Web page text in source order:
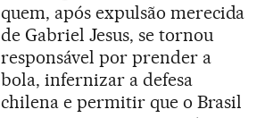
quem, após expulsão merecida
de Gabriel Jesus, se tornou
responsável por prender a
bola, infernizar a defesa
chilena e permitir que o Brasil